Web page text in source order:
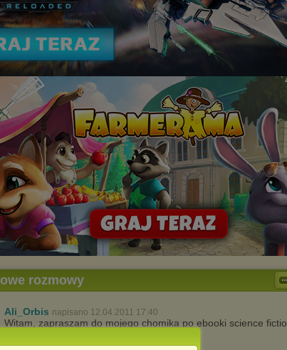
rozmowy
Ali_Orbis napisano 12.04.2011 17:40
Witam, zapraszam do mojego chomika po ebooki science